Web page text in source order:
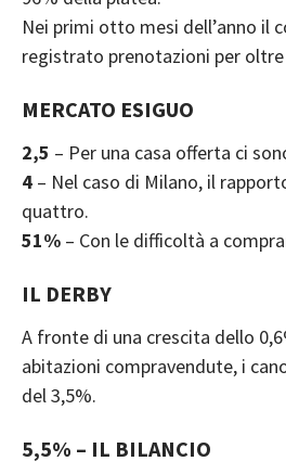
Nei primi otto mesi dell’anno il
registrato prenotazioni per
MERCATO ESIGUO
2,5 – Per una casa offerta ci
4 – Nel caso di Milano, il
quattro.
51% – Con le difficoltà a
IL DERBY
A fronte di una crescita dello
abitazioni compravendute, i
del 3,5%.
5,5% – IL BILANCIO